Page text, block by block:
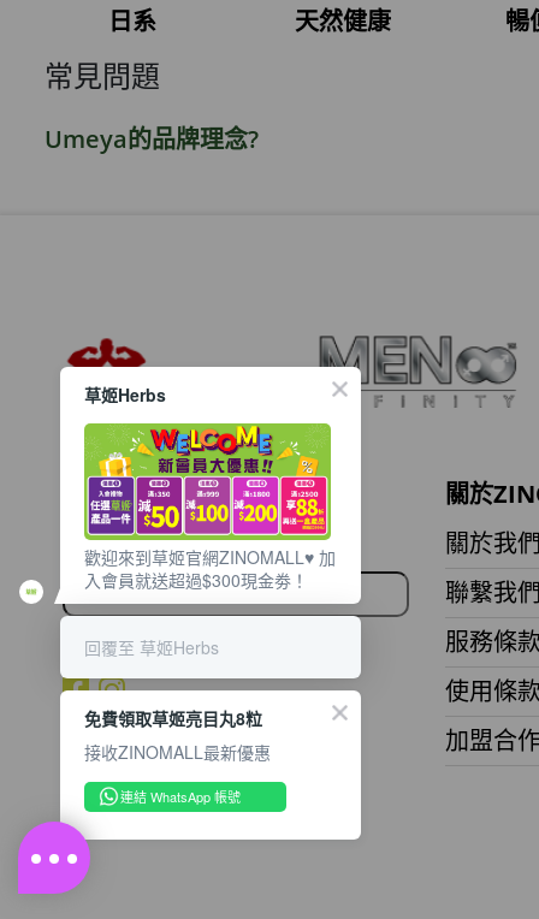
日系 天然健康 暢
常見問題
Umeya的品牌理念?
想獲取最新的優惠資訊？
立即訂閱電子郵件!
關於
關於我
聯繫我
服務條
使用條
加盟合
草姬Herbs
歡迎來到草姬官網ZINOMALL♥️ 加
入會員就送超過$300現金劵！
回覆至 草姬Herbs
免費領取草姬亮目丸8粒
接收ZINOMALL最新優惠
連結 WhatsApp 帳號